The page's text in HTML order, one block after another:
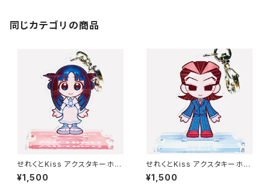
同じカテゴリの商品
せれくとKiss アクスタキーホル
ダー 松平三千子
¥1,500
せれくとKiss アクスタキーホル
ダー 袋崎蓮
¥1,500